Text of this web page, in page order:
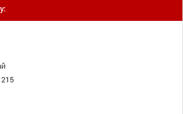
215